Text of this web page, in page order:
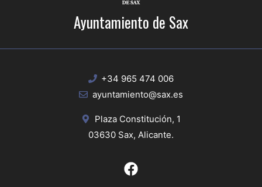
Ayuntamiento de Sax
+34 965 474 006
ayuntamiento@sax.es
Plaza Constitución, 1
03630 Sax, Alicante.